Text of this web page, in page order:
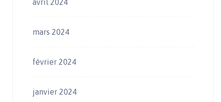
avril 2024
mars 2024
février 2024
janvier 2024